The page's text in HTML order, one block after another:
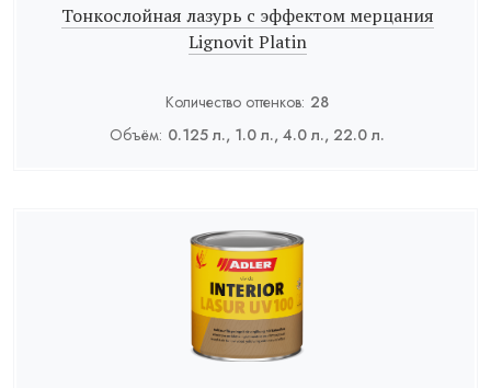
Тонкослойная лазурь с эффектом мерцания
Lignovit Platin
Количество оттенков: 28
Объём: 0.125 л., 1.0 л., 4.0 л., 22.0 л.